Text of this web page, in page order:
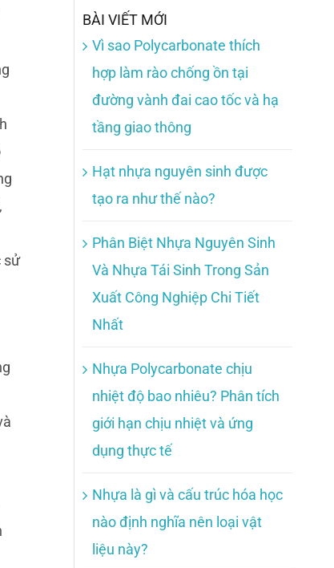
sử
BÀI VIẾT MỚI
Vì sao Polycarbonate thích
hợp làm rào chống ồn tại
đường vành đai cao tốc và hạ
tầng giao thông
Hạt nhựa nguyên sinh được
tạo ra như thế nào?
Phân Biệt Nhựa Nguyên Sinh
Và Nhựa Tái Sinh Trong Sản
Xuất Công Nghiệp Chi Tiết
Nhất
Nhựa Polycarbonate chịu
nhiệt độ bao nhiêu? Phân tích
giới hạn chịu nhiệt và ứng
dụng thực tế
Nhựa là gì và cấu trúc hóa học
nào định nghĩa nên loại vật
liệu này?